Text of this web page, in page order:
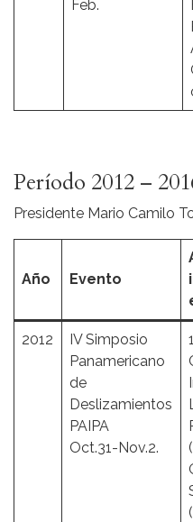
Feb.
Período 2012 –
Presidente Mario Camilo
Año Evento
2012
IV Simposio
Panamericano
de
Deslizamientos
PAIPA
Oct.31-Nov.2.